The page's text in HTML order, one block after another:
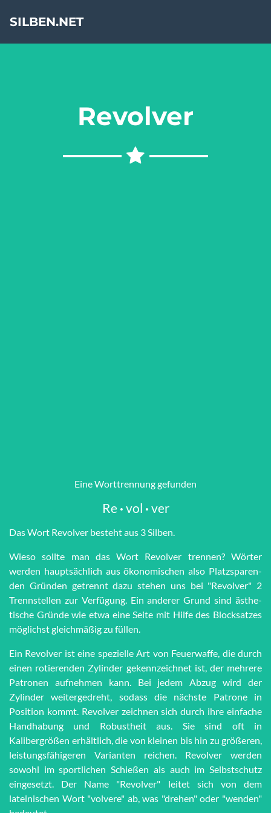
SILBEN.NET
Revolver
Eine Worttrennung gefunden
Re · vol · ver
Das Wort Re­vol­ver besteht aus 3 Silben.
Wieso sollte man das Wort Re­vol­ver trennen? Wörter
werden haupt­sächlich aus öko­no­mi­schen also Platz­spar­en­
den Grün­den getrennt dazu stehen uns bei "Re­vol­ver" 2
Trenn­stel­len zur Ver­fü­gung. Ein anderer Grund sind äs­the­
tische Grün­de wie et­wa eine Seite mit Hilfe des Block­satzes
möglichst gleich­mä­ßig zu füllen.
Ein Revolver ist eine spezielle Art von Feuerwaffe, die durch
einen rotierenden Zylinder gekennzeichnet ist, der mehrere
Patronen aufnehmen kann. Bei jedem Abzug wird der
Zylinder weitergedreht, sodass die nächste Patrone in
Position kommt. Revolver zeichnen sich durch ihre einfache
Handhabung und Robustheit aus. Sie sind oft in
Kalibergrößen erhältlich, die von kleinen bis hin zu größeren,
leistungsfähigeren Varianten reichen. Revolver werden
sowohl im sportlichen Schießen als auch im Selbstschutz
eingesetzt. Der Name "Revolver" leitet sich von dem
lateinischen Wort "volvere" ab, was "drehen" oder "wenden"